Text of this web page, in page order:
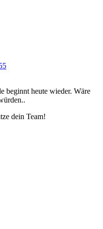
beginnt heute wieder. Wäre
dein Team!